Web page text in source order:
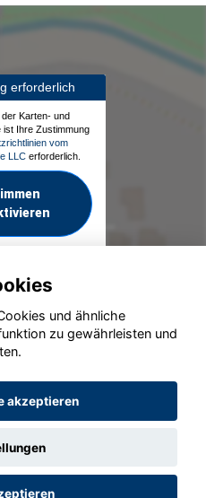
erforderlich
Karten- und
ist Ihre Zustimmung
vom
LLC erforderlich.
GmbH 2020 - 2026
und ähnliche
zu gewährleisten und
akzeptieren